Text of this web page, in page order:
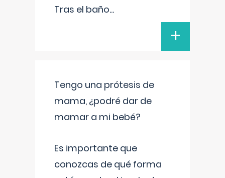
Tras el baño...
+
Tengo una prótesis de
mama, ¿podré dar de
mamar a mi bebé?
Es importante que
conozcas de qué forma